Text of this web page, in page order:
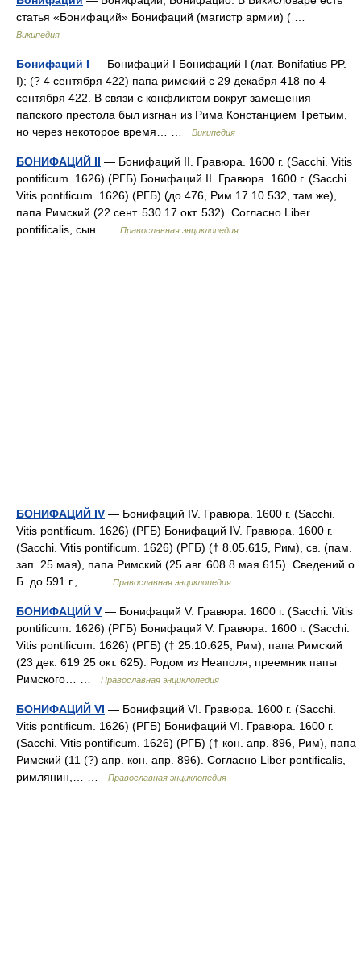
статья «Бонифаций» Бонифаций (магистр армии) ( …
Википедия
Бонифаций І — Бонифаций I Бонифаций I (лат. Bonifatius PP.
I); (? 4 сентября 422) папа римский с 29 декабря 418 по 4
сентября 422. В связи с конфликтом вокруг замещения
папского престола был изгнан из Рима Констанцием Третьим,
но через некоторое время… …
Википедия
БОНИФАЦИЙ II — Бонифаций II. Гравюра. 1600 г. (Sacchi. Vitis
pontificum. 1626) (РГБ) Бонифаций II. Гравюра. 1600 г. (Sacchi.
Vitis pontificum. 1626) (РГБ) (до 476, Рим 17.10.532, там же),
папа Римский (22 сент. 530 17 окт. 532). Согласно Liber
pontificalis, сын …
Православная энциклопедия
БОНИФАЦИЙ IV — Бонифаций IV. Гравюра. 1600 г. (Sacchi.
Vitis pontificum. 1626) (РГБ) Бонифаций IV. Гравюра. 1600 г.
(Sacchi. Vitis pontificum. 1626) (РГБ) († 8.05.615, Рим), св. (пам.
зап. 25 мая), папа Римский (25 авг. 608 8 мая 615). Сведений о
Б. до 591 г.,… …
Православная энциклопедия
БОНИФАЦИЙ V — Бонифаций V. Гравюра. 1600 г. (Sacchi. Vitis
pontificum. 1626) (РГБ) Бонифаций V. Гравюра. 1600 г. (Sacchi.
Vitis pontificum. 1626) (РГБ) († 25.10.625, Рим), папа Римский
(23 дек. 619 25 окт. 625). Родом из Неаполя, преемник папы
Римского… …
Православная энциклопедия
БОНИФАЦИЙ VI — Бонифаций VI. Гравюра. 1600 г. (Sacchi.
Vitis pontificum. 1626) (РГБ) Бонифаций VI. Гравюра. 1600 г.
(Sacchi. Vitis pontificum. 1626) (РГБ) († кон. апр. 896, Рим), папа
Римский (11 (?) апр. кон. апр. 896). Согласно Liber pontificalis,
римлянин,… …
Православная энциклопедия